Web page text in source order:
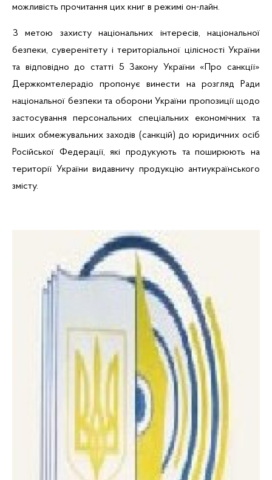
можливість прочитання цих книг в режимі он-лайн.
З метою захисту національних інтересів, національної
безпеки, суверенітету і територіальної цілісності України
та відповідно до статті 5 Закону України «Про санкції»
Держкомтелерадіо пропонує винести на розгляд Ради
національної безпеки та оборони України пропозиції щодо
застосування персональних спеціальних економічних та
інших обмежувальних заходів (санкцій) до юридичних осіб
Російської Федерації, які продукують та поширюють на
території України видавничу продукцію антиукраїнського
змісту.